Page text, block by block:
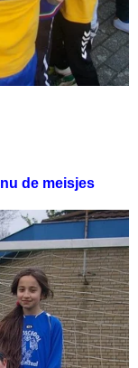
de meisjes